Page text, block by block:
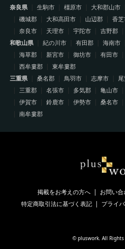
奈良県
生駒市 橿原市 大和郡山市
磯城郡
大和高田市 山辺郡 香
奈良市
天理市 宇陀市 吉野郡
和歌山県
紀の川市 有田郡 海南市
海草郡
新宮市 御坊市 有田市
西牟婁郡
東牟婁郡
三重県
桑名郡 鳥羽市 志摩市
三重郡
名張市 多気郡 亀山市
伊賀市
鈴鹿市 伊勢市 桑名市
南牟婁郡
掲載をお考えの方へ お問い合
特定商取引法に基づく表記
プライ
© pluswork. All Rights